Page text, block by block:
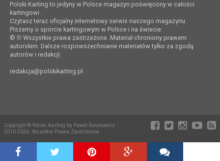
Polski Karting to jedyny w Polsce magazyn poświęcony w całości
kartingowi.
Czytasz teraz oficjalny internetowy serwis naszego magazynu.
Piszemy o sporcie kartingowym w Polsce i na świecie.
© ℗ Wszystkie prawa zastrzeżone. Materiał chroniony prawem
autorskim. Dalsze rozpowszechnianie materiałów tylko za zgodą
autorów i redakcji.
redakcja@polskikarting.pl
Copyright © Polski Karting by Pawel Surynowicz -
2010-2026. Wszelkie Prawa Zastrzeżone